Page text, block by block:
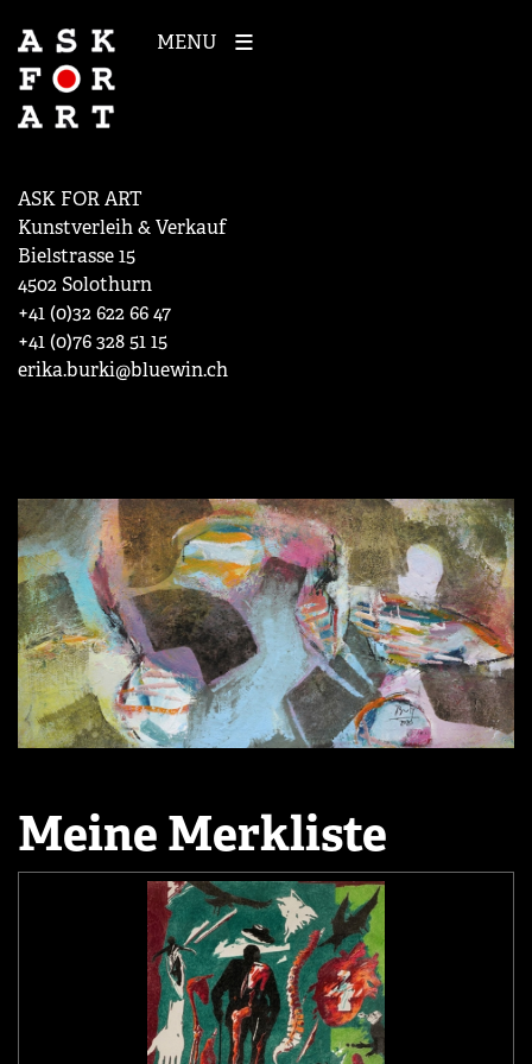
MENU
ASK FOR ART
Kunstverleih & Verkauf
Bielstrasse 15
4502 Solothurn
+41 (0)32 622 66 47
+41 (0)76 328 51 15
erika.burki@bluewin.ch
Meine Merkliste